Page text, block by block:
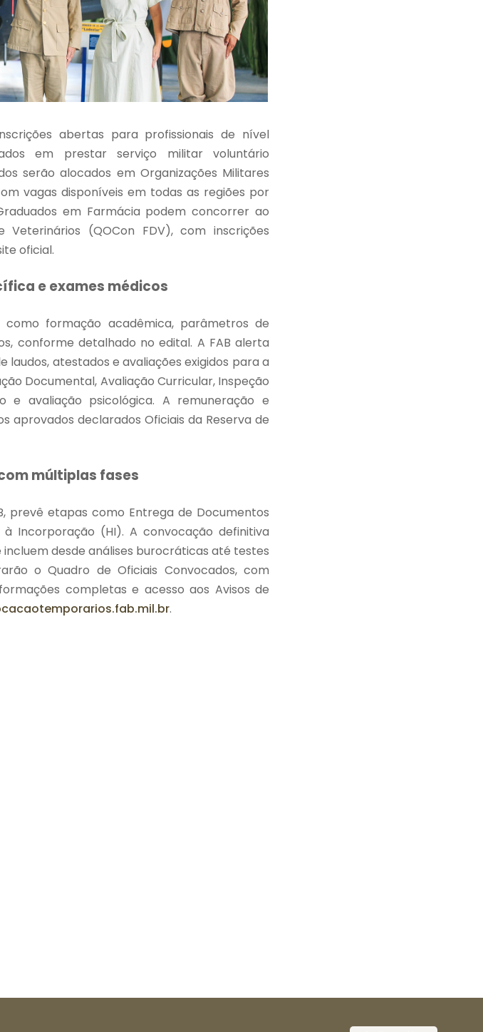
abertas para profissionais de nível
em prestar serviço militar voluntário
serão alocados em Organizações Militares
vagas disponíveis em todas as regiões por
em Farmácia podem concorrer ao
(QOCon FDV), com inscrições
oficial.
e exames médicos
formação acadêmica, parâmetros de
conforme detalhado no edital. A FAB alerta
atestados e avaliações exigidos para a
Documental, Avaliação Curricular, Inspeção
e avaliação psicológica. A remuneração e
aprovados declarados Oficiais da Reserva de
múltiplas fases
prevê etapas como Entrega de Documentos
Incorporação (HI). A convocação definitiva
desde análises burocráticas até testes
o Quadro de Oficiais Convocados, com
completas e acesso aos Avisos de
.